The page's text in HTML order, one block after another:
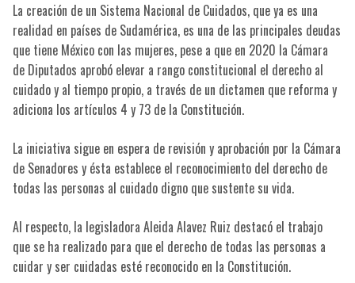
La creación de un Sistema Nacional de Cuidados, que ya es una
realidad en países de Sudamérica, es una de las principales deudas
que tiene México con las mujeres, pese a que en 2020 la Cámara
de Diputados aprobó elevar a rango constitucional el derecho al
cuidado y al tiempo propio, a través de un dictamen que reforma y
adiciona los artículos 4 y 73 de la Constitución.
La iniciativa sigue en espera de revisión y aprobación por la Cámara
de Senadores y ésta establece el reconocimiento del derecho de
todas las personas al cuidado digno que sustente su vida.
Al respecto, la legisladora Aleida Alavez Ruiz destacó el trabajo
que se ha realizado para que el derecho de todas las personas a
cuidar y ser cuidadas esté reconocido en la Constitución.